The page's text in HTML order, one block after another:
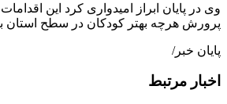
وی در پایان ابراز امیدواری کرد این
پرورش هرچه بهتر کودکان در سطح استان
پایان خبر/
اخبار مرتبط